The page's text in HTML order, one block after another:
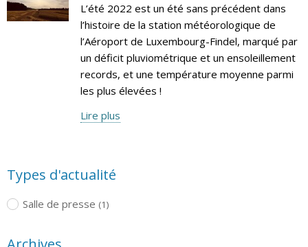
L’été 2022 est un été sans précédent dans
l’histoire de la station météorologique de
l’Aéroport de Luxembourg-Findel, marqué par
un déficit pluviométrique et un ensoleillement
records, et une température moyenne parmi
les plus élevées !
Lire plus
Types d'actualité
Salle de presse (1)